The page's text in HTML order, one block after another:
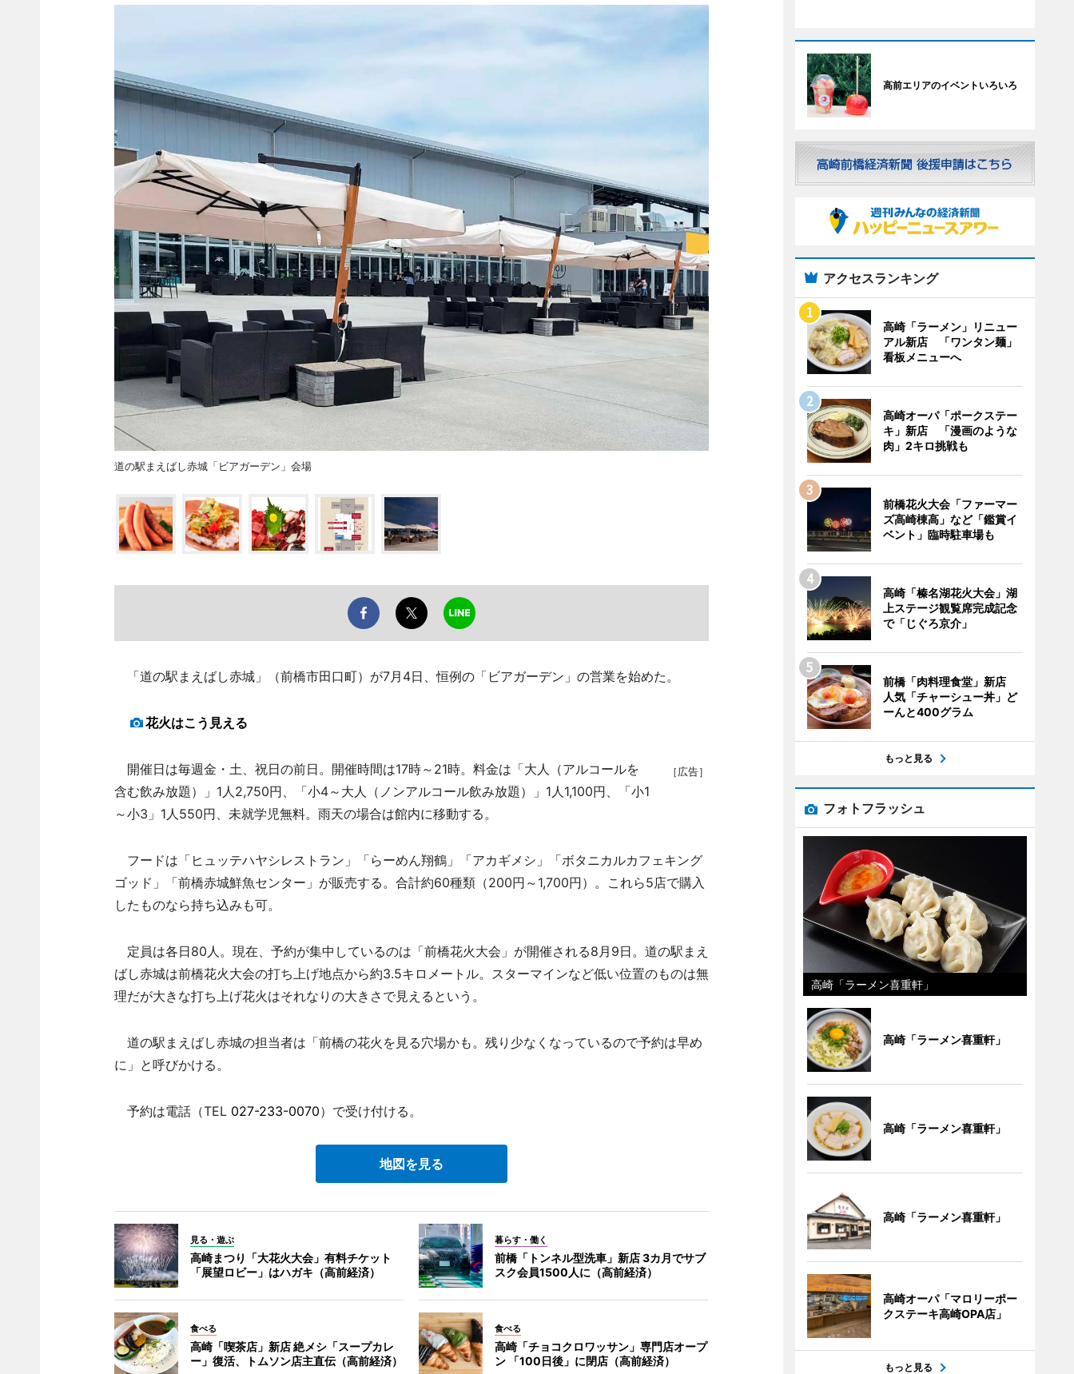
道の駅まえばし赤城「ビアガーデン」会場
「道の駅まえばし赤城」（前橋市田口町）が7月4日、恒例の「ビアガーデン」の営業を始めた。
花火はこう見える
［広告］
開催日は毎週金・土、祝日の前日。開催時間は17時～21時。料金は「大人（アルコールを
含む飲み放題）」1人2,750円、「小4～大人（ノンアルコール飲み放題）」1人1,100円、「小1
～小3」1人550円、未就学児無料。雨天の場合は館内に移動する。
フードは「ヒュッテハヤシレストラン」「らーめん翔鶴」「アカギメシ」「ボタニカルカフェキング
ゴッド」「前橋赤城鮮魚センター」が販売する。合計約60種類（200円～1,700円）。これら5店で購入
したものなら持ち込みも可。
定員は各日80人。現在、予約が集中しているのは「前橋花火大会」が開催される8月9日。道の駅まえ
ばし赤城は前橋花火大会の打ち上げ地点から約3.5キロメートル。スターマインなど低い位置のものは無
理だが大きな打ち上げ花火はそれなりの大きさで見えるという。
道の駅まえばし赤城の担当者は「前橋の花火を見る穴場かも。残り少なくなっているので予約は早め
に」と呼びかける。
予約は電話（TEL 027-233-0070）で受け付ける。
地図を見る
見る・遊ぶ
高崎まつり「大花火大会」有料チケット
「展望ロビー」はハガキ（高前経済）
暮らす・働く
前橋「トンネル型洗車」新店 3カ月でサブ
スク会員1500人に（高前経済）
食べる
高崎「喫茶店」新店 絶メシ「スープカレ
ー」復活、トムソン店主直伝（高前経済）
食べる
高崎「チョコクロワッサン」専門店オープ
ン 「100日後」に閉店（高前経済）
高前エリアのイベントいろいろ
アクセスランキング
高崎「ラーメン」リニュー
アル新店 「ワンタン麺」
看板メニューへ
高崎オーパ「ポークステー
キ」新店 「漫画のような
肉」2キロ挑戦も
前橋花火大会「ファーマー
ズ高崎棟高」など「鑑賞イ
ベント」臨時駐車場も
高崎「榛名湖花火大会」湖
上ステージ観覧席完成記念
で「じぐろ京介」
前橋「肉料理食堂」新店
人気「チャーシュー丼」ど
ーんと400グラム
もっと見る
フォトフラッシュ
高崎「ラーメン喜重軒」
高崎「ラーメン喜重軒」
高崎「ラーメン喜重軒」
高崎「ラーメン喜重軒」
高崎オーパ「マロリーポー
クステーキ高崎OPA店」
もっと見る